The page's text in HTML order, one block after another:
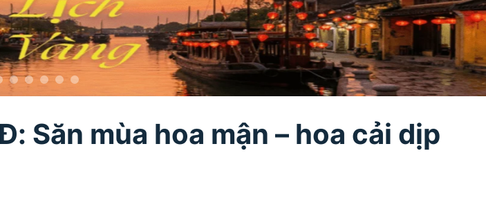
Săn mùa hoa mận – hoa cải dịp